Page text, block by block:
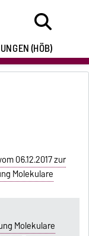
(HÖB)
06.12.2017 zur
Molekulare
Molekulare